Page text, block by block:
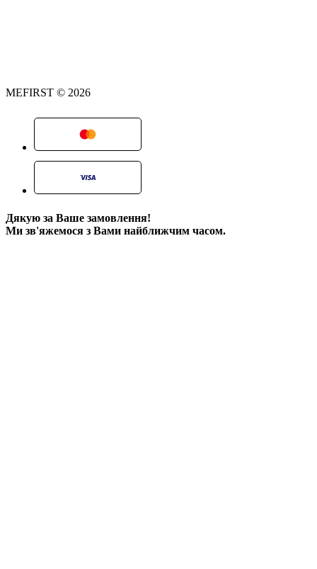
MEFIRST © 2026
Дякую за Ваше замовлення!
Ми зв'яжемося з Вами найближчим часом.